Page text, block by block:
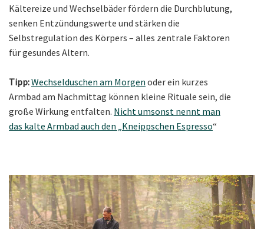
Kältereize und Wechselbäder fördern die Durchblutung,
senken Entzündungswerte und stärken die
Selbstregulation des Körpers – alles zentrale Faktoren
für gesundes Altern.
Tipp:Wechselduschen am Morgen oder ein kurzes
Armbad am Nachmittag können kleine Rituale sein, die
große Wirkung entfalten. Nicht umsonst nennt man
das kalte Armbad auch den „Kneippschen Espresso“